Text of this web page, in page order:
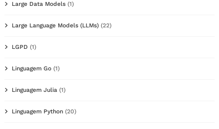
Large Data Models (1)
Large Language Models (LLMs) (22)
LGPD (1)
Linguagem Go (1)
Linguagem Julia (1)
Linguagem Python (20)